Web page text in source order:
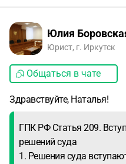
Юлия
Юрист, г. Иркутск
Общаться в чате
Здравствуйте, Наталья!
ГПК РФ Статья 209.
решений суда
1. Решения суда